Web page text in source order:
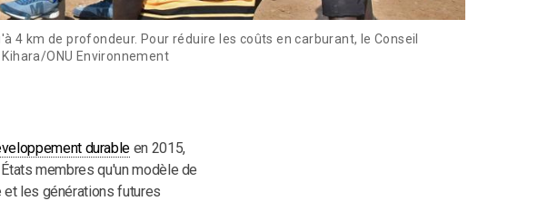
4 km de profondeur. Pour réduire les coûts en carburant, le Conseil
ONU Environnement
durable en 2015,
membres qu'un modèle de
et les générations futures